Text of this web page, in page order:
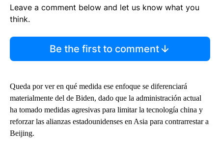
Leave a comment below and let us know what you
think.
Be the first to comment
Queda por ver en qué medida ese enfoque se diferenciará
materialmente del de Biden, dado que la administración actual
ha tomado medidas agresivas para limitar la tecnología china y
reforzar las alianzas estadounidenses en Asia para contrarrestar a
Beijing.